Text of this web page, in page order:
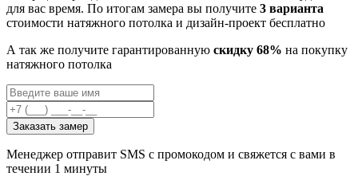
для вас время. По итогам замера вы получите 3 варианта
стоимости натяжного потолка и дизайн-проект бесплатно
А так же получите гарантированную скидку 68% на покупку
натяжного потолка
Заказать замер
Менеджер отправит SMS с промокодом и свяжется с вами в
течении 1 минуты